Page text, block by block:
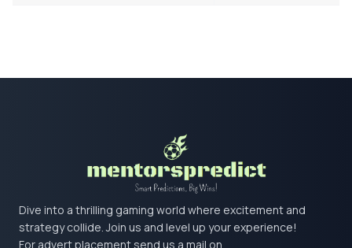
Dive into a thrilling gaming world where excitement and
strategy collide. Join us and level up your experience!
For advert placement send us a mail on